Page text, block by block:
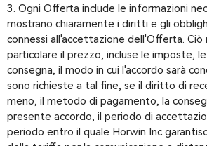
3. Ogni Offerta include le informazioni
mostrano chiaramente i diritti e gli
connessi all'accettazione dell'Offerta. Ciò
particolare il prezzo, incluse le imposte,
consegna, il modo in cui l'accordo sarà
sono richieste a tal fine, se il diritto di
meno, il metodo di pagamento, la
presente accordo, il periodo di
periodo entro il quale Horwin Inc